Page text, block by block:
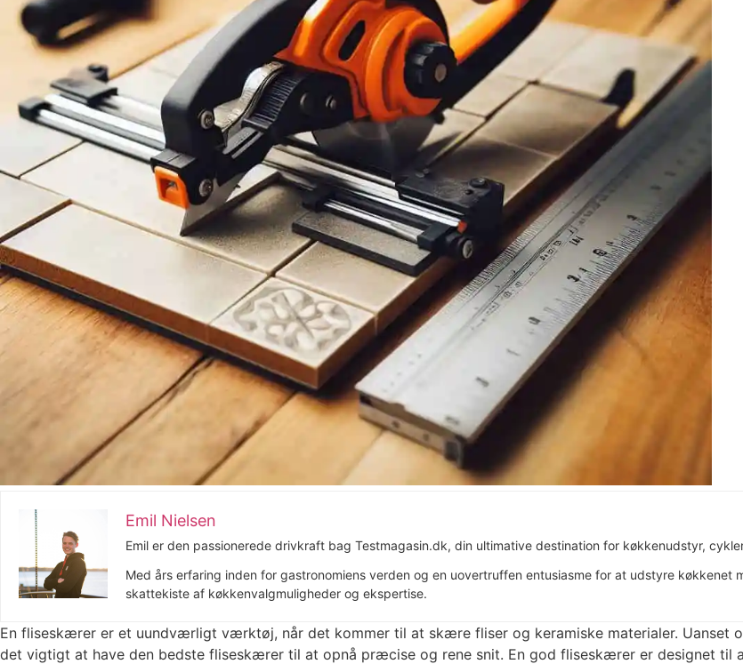
Emil Nielsen
Emil er den passionerede drivkraft bag Testmagasin.dk, din ultimative destination for køkkenudstyr,
Med års erfaring inden for gastronomiens verden og en uovertruffen entusiasme for at udstyre køkkenet
skattekiste af køkkenvalgmuligheder og ekspertise.
En fliseskærer er et uundværligt værktøj, når det kommer til at skære fliser og keramiske materialer. Uanset
det vigtigt at have den bedste fliseskærer til at opnå præcise og rene snit. En god fliseskærer er designet til